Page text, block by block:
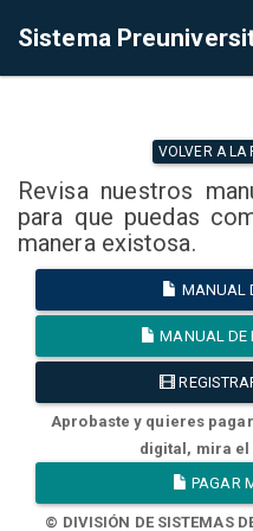
Sistema
VOLVER A LA
Revisa nuestros
para que puedas
manera existosa.
MANUAL
MANUAL DE
Aprobaste y quieres
digital, mira el
PAGAR
© DIVISIÓN DE SISTEMAS